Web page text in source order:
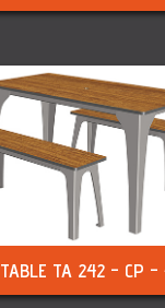
TABLE TA 242 - CP -